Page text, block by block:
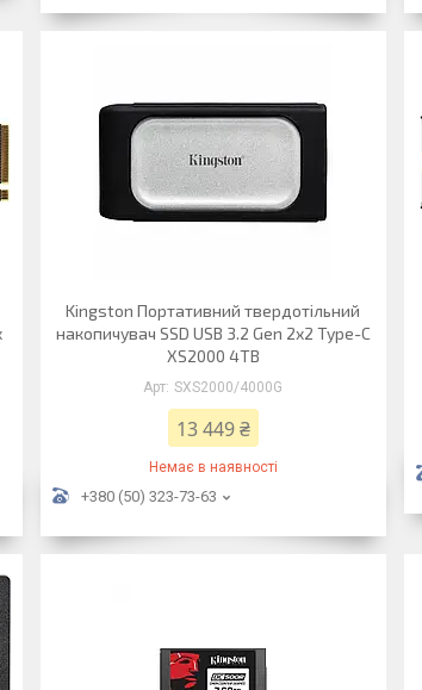
Kingston Портативний твердотільний
накопичувач SSD USB 3.2 Gen 2x2 Type-C
XS2000 4TB
SXS2000/4000G
13 449 ₴
Немає в наявності
+380 (50) 323-73-63